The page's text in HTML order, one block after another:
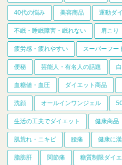
40代の悩み 美容商品 運動ダ
不眠・睡眠障害・眠れない 肩こり
疲労感・疲れやすい スーパーフー
便秘 芸能人・有名人の話題
血糖値・血圧 ダイエット商品
洗顔 オールインワンジェル
生活の工夫でダイエット 健康商品
肌荒れ・ニキビ 腰痛 健康に
脂肪肝 関節痛 糖質制限ダイ